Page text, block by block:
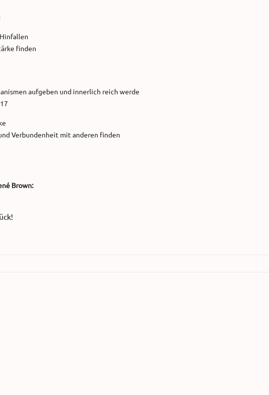
finden
aufgeben und innerlich reich werde
Verbundenheit mit anderen finden
Brown: